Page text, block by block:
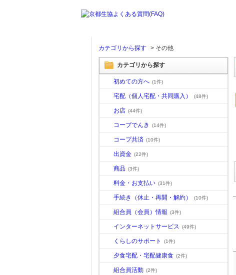
カテゴリから探す > その他
カテゴリから探す
初めての方へ (1件)
宅配（個人宅配・共同購入） (48件)
お店 (44件)
コープでんき (14件)
コープ共済 (10件)
出資金 (22件)
商品 (3件)
料金・お支払い (31件)
手続き（休止・再開・解約） (10件)
組合員（会員）情報 (3件)
インターネットサービス (49件)
くらしのサポート (1件)
夕食宅配・宅配健康食 (2件)
組合員活動 (2件)